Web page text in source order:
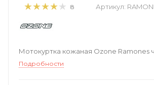
8 Артикул:
Мотокуртка кожаная Ozone Ramones
Подробности